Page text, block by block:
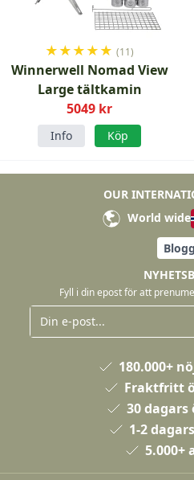
★★★★★ (11)
Winnerwell Nomad View
Large tältkamin
5049 kr
Info Köp
OUR
World wide
Blogg
Fyll i din epost för att
180.000+
Fraktfritt
30 dagars
1-2
5.000+